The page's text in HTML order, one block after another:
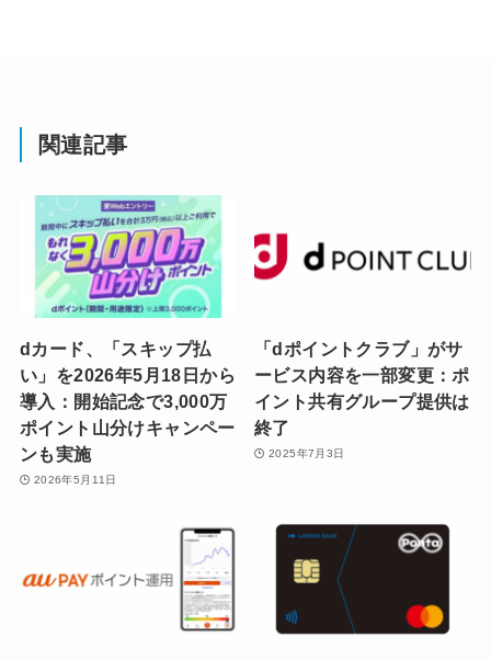
関連記事
dカード、「スキップ払
い」を2026年5月18日から
導入：開始記念で3,000万
ポイント山分けキャンペー
ンも実施
2026年5月11日
「dポイントクラブ」がサ
ービス内容を一部変更：ポ
イント共有グループ提供は
終了
2025年7月3日